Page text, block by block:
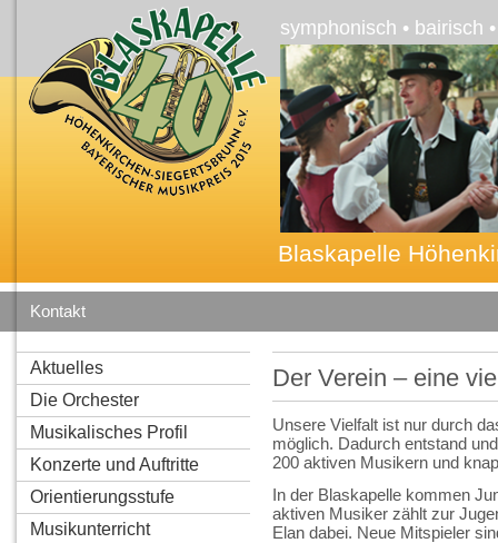
symphonisch • bairisch
Blaskapelle
Kontakt
Aktuelles
Die Orchester
Musikalisches Profil
Konzerte und Auftritte
Orientierungsstufe
Musikunterricht
Der Verein – eine
Unsere Vielfalt ist nur durch
möglich. Dadurch entstand
200 aktiven Musikern und
In der Blaskapelle kommen
aktiven Musiker zählt zur
Elan dabei. Neue Mitspieler